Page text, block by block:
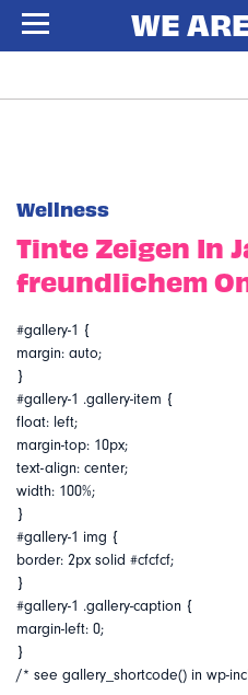
Wellness
Tinte Zeigen In
freundlichem
#gallery-1 {
margin: auto;
}
#gallery-1 .gallery-item {
float: left;
margin-top: 10px;
text-align: center;
width: 100%;
}
#gallery-1 img {
border: 2px solid #cfcfcf;
}
#gallery-1 .gallery-caption {
margin-left: 0;
}
/* see gallery_shortcode() in wp-